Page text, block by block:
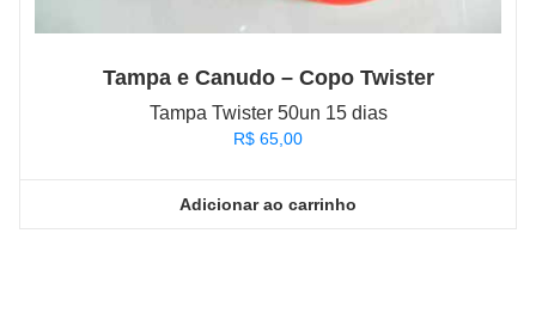
Tampa e Canudo – Copo Twister
Tampa Twister 50un 15 dias
R$ 65,00
Adicionar ao carrinho